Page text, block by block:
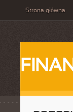
Strona główna